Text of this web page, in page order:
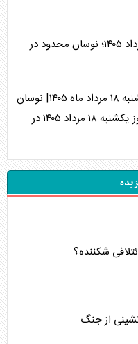
آخرین قیمت دلار امروز یکشنبه ۱۸ مرداد ۱۴۰۵؛ نوسان محدود در
آخرین قیمت سکه پارسیان امروز یکشنبه ۱۸ مرداد ماه ۱۴۰۵| نوسان
قیمت دلار و طلا؛ سکه‌های پارسیان امروز یکشنبه ۱۸ مرداد ۱۴۰۵ در
شکننده؟
از جنگ